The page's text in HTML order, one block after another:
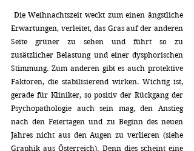
Erwartungen, verleitet, das Gras auf der anderen
Seite grüner zu sehen und führt so zu
zusätzlicher Belastung und einer dysphorischen
Stimmung. Zum anderen gibt es auch protektive
Faktoren, die stabilisierend wirken. Wichtig ist,
gerade für Kliniker, so positiv der Rückgang der
Psychopathologie auch sein mag, den Anstieg
nach den Feiertagen und zu Beginn des neuen
Jahres nicht aus den Augen zu verlieren (siehe
Graphik aus Österreich). Denn dies scheint eine